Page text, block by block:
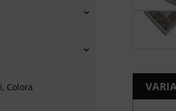
Colora